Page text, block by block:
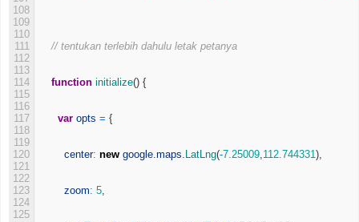
108
109
110
111
112
113
114
115
116
117
118
119
120
121
122
123
124
125
// tentukan terlebih dahulu letak petanya
function initialize() {
var opts = {
center: new google.maps. LatLng(-7.25009,112.744331),
zoom: 5,